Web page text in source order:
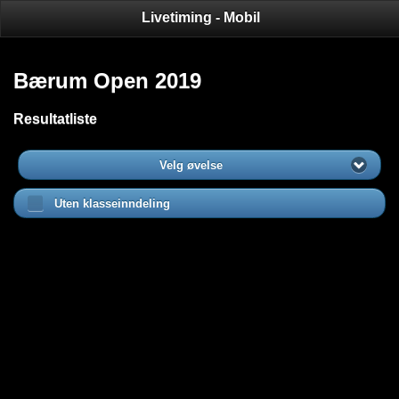
Livetiming - Mobil
Bærum Open 2019
Resultatliste
Velg øvelse
Uten klasseinndeling